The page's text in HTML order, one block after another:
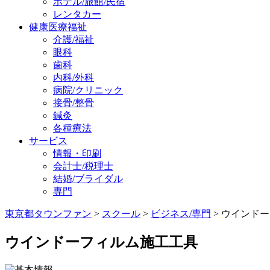
レンタカー
健康医療福祉
介護/福祉
眼科
歯科
内科/外科
病院/クリニック
接骨/整骨
鍼灸
各種療法
サービス
情報・印刷
会計士/税理士
結婚/ブライダル
専門
東京都タウンファン > スクール > ビジネス/専門 > ウインド
ウインドーフィルム施工工具